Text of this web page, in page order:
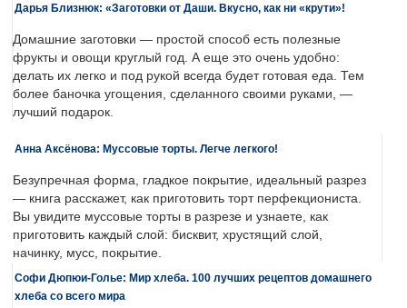
Дарья Близнюк: «Заготовки от Даши. Вкусно, как ни «крути»!
Домашние заготовки — простой способ есть полезные
фрукты и овощи круглый год. А еще это очень удобно:
делать их легко и под рукой всегда будет готовая еда. Тем
более баночка угощения, сделанного своими руками, —
лучший подарок.
Анна Аксёнова: Муссовые торты. Легче легкого!
Безупречная форма, гладкое покрытие, идеальный разрез
— книга расскажет, как приготовить торт перфекциониста.
Вы увидите муссовые торты в разрезе и узнаете, как
приготовить каждый слой: бисквит, хрустящий слой,
начинку, мусс, покрытие.
Софи Дюпюи-Голье: Мир хлеба. 100 лучших рецептов домашнего
хлеба со всего мира